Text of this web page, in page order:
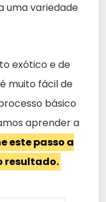
uma variedade
exótico e de
muito fácil de
básico
aprender a
este passo a
resultado.